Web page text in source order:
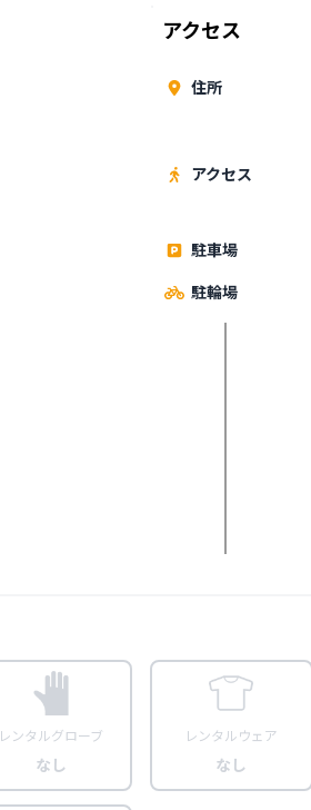
アクセス
住所
アクセス
駐車場
駐輪場
レンタルグローブ
なし
レンタルウェア
なし